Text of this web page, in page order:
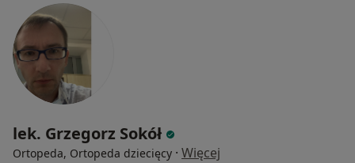
lek. Grzegorz Sokół
Ortopeda, Ortopeda dziecięcy · Więcej